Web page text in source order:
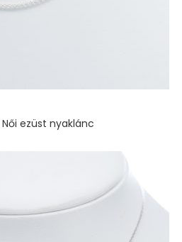
Női ezüst nyaklánc